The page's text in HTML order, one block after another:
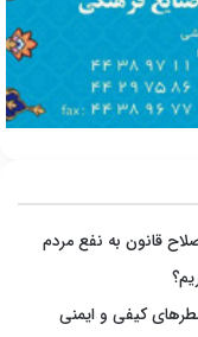
قانون به نفع مردم